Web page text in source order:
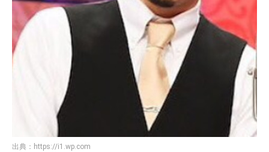
出典： https://i1.wp.com